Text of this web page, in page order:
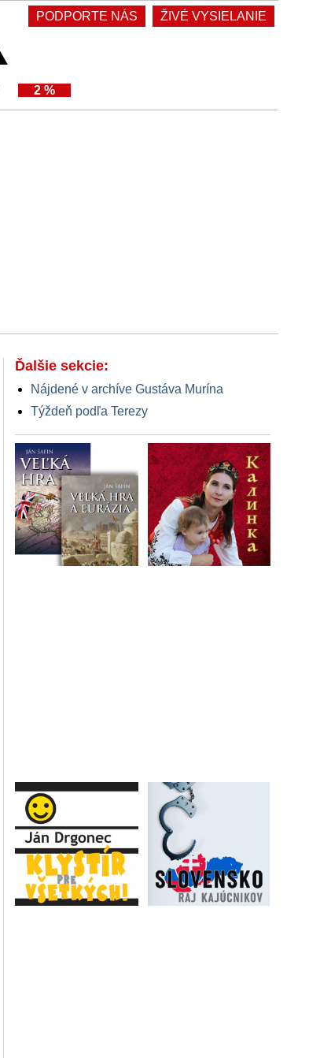
PODPORTE NÁS ŽIVÉ VYSIELANIE
2 %
Ďalšie sekcie:
Nájdené v archíve Gustáva Murína
Týždeň podľa Terezy